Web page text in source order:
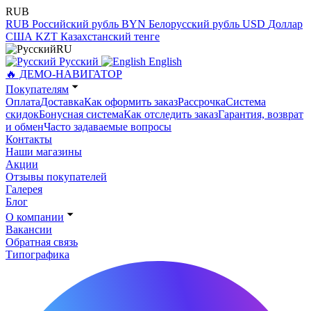
RUB
RUB Российский рубль BYN Белорусский рубль USD Доллар
США KZT Казахстанский тенге
RU
Русский
English
🔥 ДЕМО-НАВИГАТОР
Покупателям
ОплатаДоставкаКак оформить заказРассрочкаСистема
скидокБонусная системаКак отследить заказГарантия, возврат
и обменЧасто задаваемые вопросы
Контакты
Наши магазины
Акции
Отзывы покупателей
Галерея
Блог
О компании
Вакансии
Обратная связь
Типографика